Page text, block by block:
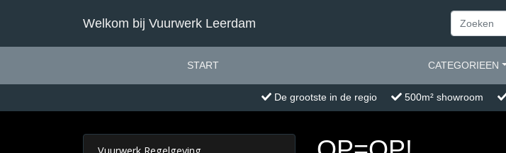
Welkom bij Vuurwerk Leerdam
START CATEGORIEEN
De grootste in de regio 500m² showroom